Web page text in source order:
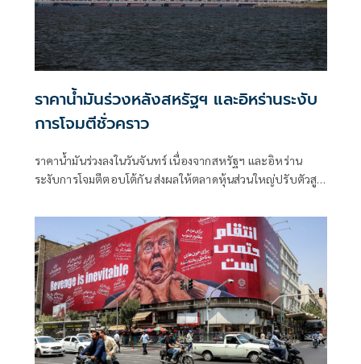
ราคาน้ำมันร่วงหลังสหรัฐฯ และอิหร่านระงับ
การโจมตีชั่วคราว
ราคาน้ำมันร่วงลงในวันจันทร์ เนื่องจากสหรัฐฯ และอิหร่าน
ระงับการโจมตีตอบโต้กัน ส่งผลให้ตลาดหุ้นส่วนใหญ่ปรับตัวสูง
และการตัดสินใจของธนาคารกลางต่างๆ